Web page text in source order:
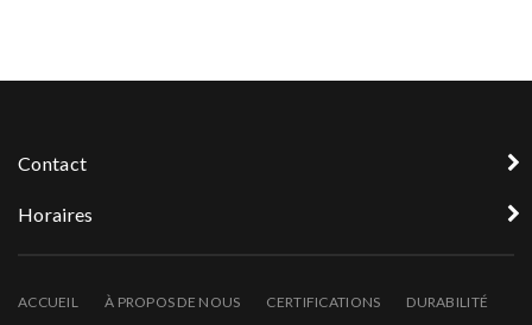
Contact
Horaires
ACCUEIL À PROPOS DE NOUS CERTIFICATIONS DURABILITÉ